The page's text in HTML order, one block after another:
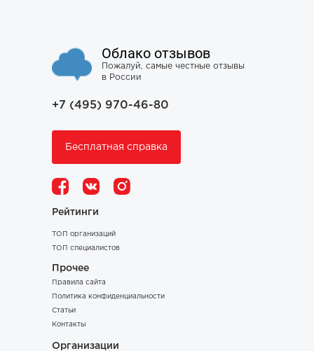
Облако отзывов
Пожалуй, самые честные отзывы
в России
+7 (495) 970-46-80
Бесплатная справка
Рейтинги
ТОП организаций
ТОП специалистов
Прочее
Правила сайта
Политика конфиденциальности
Статьи
Контакты
Организации